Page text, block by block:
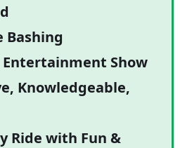
Show
Knowledgeable,
Ride with Fun &